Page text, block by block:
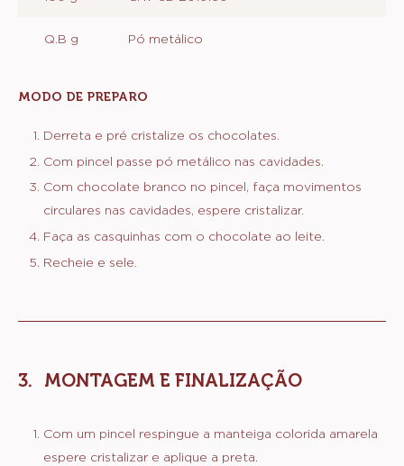
Q.B g Pó metálico
MODO DE PREPARO
(CASQUINHA)
Derreta e pré cristalize os chocolates.
Com pincel passe pó metálico nas cavidades.
Com chocolate branco no pincel, faça movimentos
circulares nas cavidades, espere cristalizar.
Faça as casquinhas com o chocolate ao leite.
Recheie e sele.
MONTAGEM E FINALIZAÇÃO
Com um pincel respingue a manteiga colorida amarela
espere cristalizar e aplique a preta.